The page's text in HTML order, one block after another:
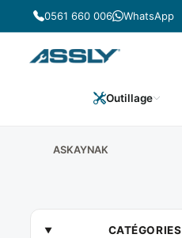
Passer
au
contenu
0561 660 006 WhatsApp
Outillage
ASKAYNAK
ASKAYNAK
CATÉGORIES